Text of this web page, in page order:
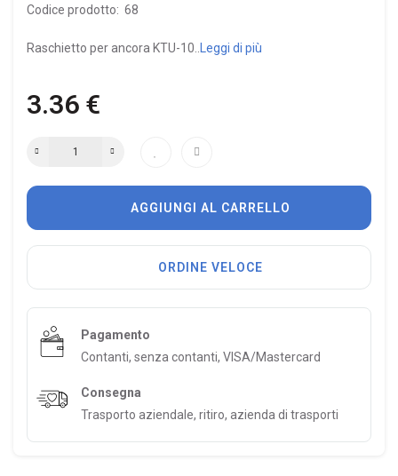
Codice prodotto: 68
Raschietto per ancora KTU-10.. Leggi di più
3.36 €
AGGIUNGI AL CARRELLO
ORDINE VELOCE
Pagamento
Contanti, senza contanti, VISA/Mastercard
Consegna
Trasporto aziendale, ritiro, azienda di trasporti